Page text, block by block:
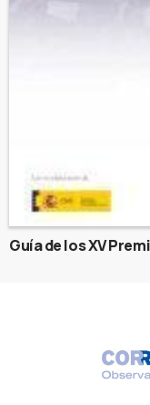
Guía de los XV